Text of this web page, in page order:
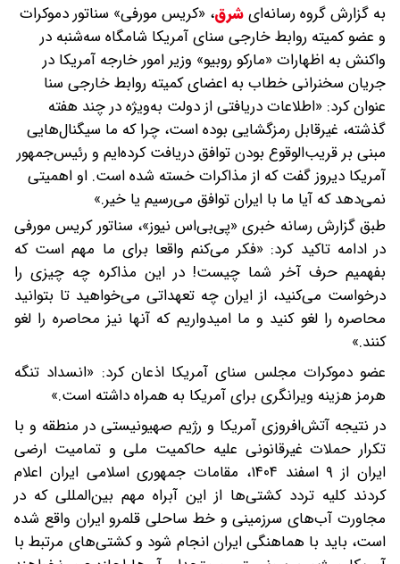
به گزارش گروه رسانه‌ایشرق، «کریس مورفی» سناتور دموکرات
و عضو کمیته روابط خارجی سنای آمریکا شامگاه سه‌شنبه در
واکنش به اظهارات «مارکو روبیو» وزیر امور خارجه آمریکا در
جریان سخنرانی خطاب به اعضای کمیته روابط خارجی سنا
عنوان کرد: «اطلاعات دریافتی از دولت به‌ویژه در چند هفته
گذشته، غیرقابل رمزگشایی بوده است، چرا که ما سیگنال‌هایی
مبنی بر قریب‌الوقوع بودن توافق دریافت کرده‌ایم و رئیس‌جمهور
آمریکا دیروز گفت که از مذاکرات خسته شده است. او اهمیتی
نمی‌دهد که آیا ما با ایران توافق می‌رسیم یا خیر.»
طبق گزارش رسانه خبری «پی‌بی‌اس نیوز»، سناتور کریس مورفی
در ادامه تاکید کرد: «فکر می‌کنم واقعا برای ما مهم است که
بفهمیم حرف آخر شما چیست! در این مذاکره چه چیزی را
درخواست می‌کنید، از ایران چه تعهداتی می‌خواهید تا بتوانید
محاصره را لغو کنید و ما امیدواریم که آنها نیز محاصره را لغو
کنند.»
عضو دموکرات مجلس سنای آمریکا اذعان کرد: «انسداد تنگه
هرمز هزینه ویرانگری برای آمریکا به همراه داشته است.»
در نتیجه آتش‌افروزی آمریکا و رژیم صهیونیستی در منطقه و با
تکرار حملات غیرقانونی علیه حاکمیت ملی و تمامیت ارضی
ایران از ۹ اسفند ۱۴۰۴، مقامات جمهوری اسلامی ایران اعلام
کردند کلیه تردد کشتی‌ها از این آبراه مهم بین‌المللی که در
مجاورت آب‌های سرزمینی و خط ساحلی قلمرو ایران واقع شده
است، باید با هماهنگی ایران انجام شود و کشتی‌های مرتبط با